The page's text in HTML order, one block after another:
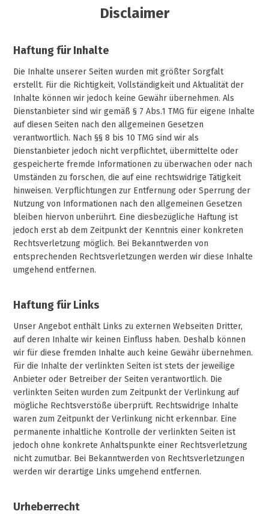
Disclaimer
Haftung für Inhalte
Die Inhalte unserer Seiten wurden mit größter Sorgfalt
erstellt. Für die Richtigkeit, Vollständigkeit und Aktualität der
Inhalte können wir jedoch keine Gewähr übernehmen. Als
Dienstanbieter sind wir gemäß § 7 Abs.1 TMG für eigene Inhalte
auf diesen Seiten nach den allgemeinen Gesetzen
verantwortlich. Nach §§ 8 bis 10 TMG sind wir als
Dienstanbieter jedoch nicht verpflichtet, übermittelte oder
gespeicherte fremde Informationen zu überwachen oder nach
Umständen zu forschen, die auf eine rechtswidrige Tätigkeit
hinweisen. Verpflichtungen zur Entfernung oder Sperrung der
Nutzung von Informationen nach den allgemeinen Gesetzen
bleiben hiervon unberührt. Eine diesbezügliche Haftung ist
jedoch erst ab dem Zeitpunkt der Kenntnis einer konkreten
Rechtsverletzung möglich. Bei Bekanntwerden von
entsprechenden Rechtsverletzungen werden wir diese Inhalte
umgehend entfernen.
Haftung für Links
Unser Angebot enthält Links zu externen Webseiten Dritter,
auf deren Inhalte wir keinen Einfluss haben. Deshalb können
wir für diese fremden Inhalte auch keine Gewähr übernehmen.
Für die Inhalte der verlinkten Seiten ist stets der jeweilige
Anbieter oder Betreiber der Seiten verantwortlich. Die
verlinkten Seiten wurden zum Zeitpunkt der Verlinkung auf
mögliche Rechtsverstöße überprüft. Rechtswidrige Inhalte
waren zum Zeitpunkt der Verlinkung nicht erkennbar. Eine
permanente inhaltliche Kontrolle der verlinkten Seiten ist
jedoch ohne konkrete Anhaltspunkte einer Rechtsverletzung
nicht zumutbar. Bei Bekanntwerden von Rechtsverletzungen
werden wir derartige Links umgehend entfernen.
Urheberrecht